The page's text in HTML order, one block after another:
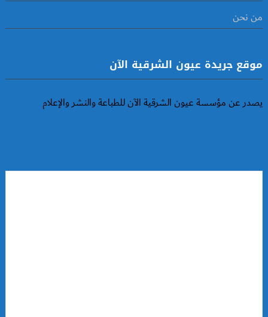
من نحن
موقع جريدة عيون الشرقية الآن
يصدر عن مؤسسة عيون الشرقية الآن للطباعة والنشر والإعلام